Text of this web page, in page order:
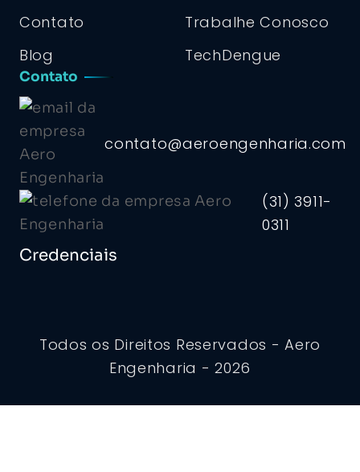
Contato
Trabalhe Conosco
Blog
TechDengue
Contato
contato@aeroengenharia.com
(31) 3911-
0311
Credenciais
Todos os Direitos Reservados - Aero
Engenharia - 2026